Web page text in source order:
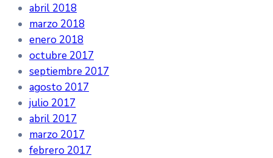
abril 2018
marzo 2018
enero 2018
octubre 2017
septiembre 2017
agosto 2017
julio 2017
abril 2017
marzo 2017
febrero 2017